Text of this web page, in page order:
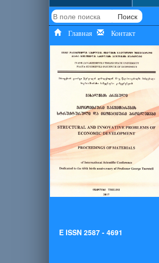
Поиск
Главная Контакт
E ISSN 2587 - 4691